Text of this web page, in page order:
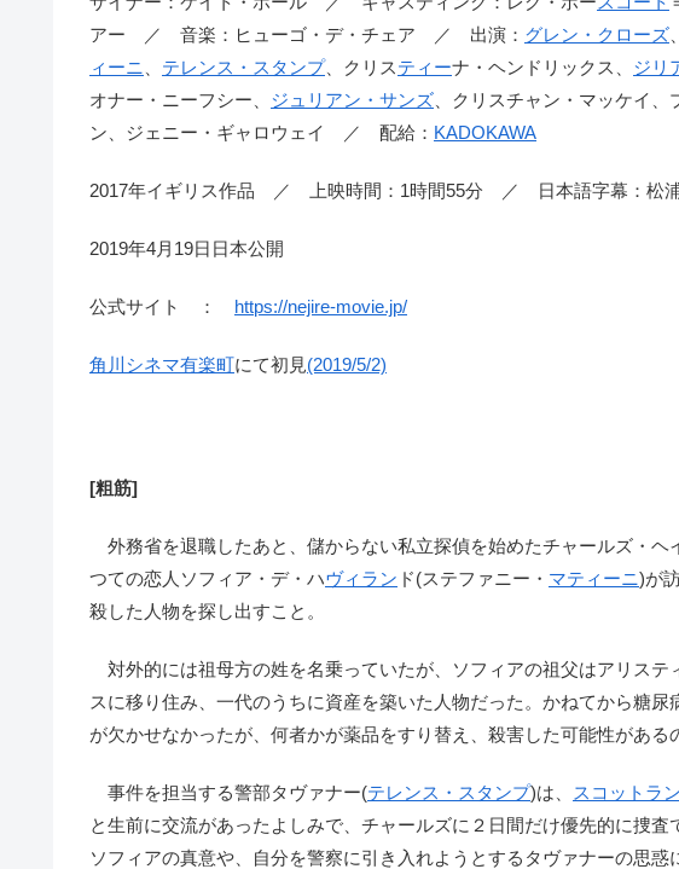
アー ／ 音楽：ヒューゴ・デ・チェア ／ 出演： グレン・クローズ
ィーニ
テレンス・スタンプ、クリスティーナ・ヘンドリックス、 ジリ
オナー・ニーフシー、 ジュリアン・サンズ 、クリスチャン・マッケイ
ン、ジェニー・ギャロウェイ ／ 配給： KADOKAWA
2017年イギリス作品 ／ 上映時間：1時間55分 ／ 日本語字幕：松
2019年4月19日日本公開
公式サイト ： https://nejire-movie.jp/
角川シネマ有楽町にて初見(2019/5/2)
[粗筋]
外務省を退職したあと、儲からない私立探偵を始めたチャールズ・ヘ
つての恋人ソフィア・デ・ハヴィラン ド(ステファニー・ マティーニ)が
殺した人物を探し出すこと。
対外的には祖母方の姓を名乗っていたが、ソフィアの祖父はアリステ
スに移り住み、一代のうちに資産を築いた人物だった。かねてから糖尿
が欠かせなかったが、何者かが薬品をすり替え、殺害した可能性がある
事件を担当する警部タヴァナー(テレンス・スタンプ)は、 スコットラ
と生前に交流があったよしみで、チャールズに２日間だけ優先的に捜
ソフィアの真意や、自分を警察に引き入れようとするタヴァナーの思